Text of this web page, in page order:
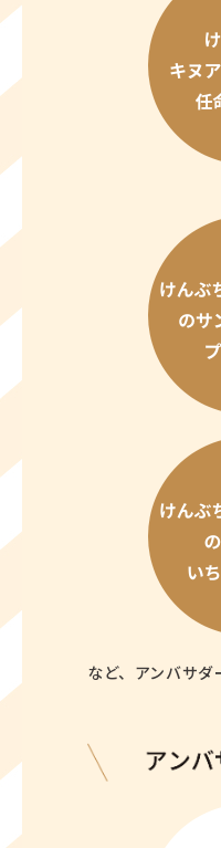
など、アンバサダ